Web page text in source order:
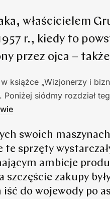
właścicielem
r., kiedy to
przez ojca – także
książce „Wizjonerzy i
siódmy rozdział
swoich
te sprzęty
ambicje
szczęście zakupy
iść do wojewody po